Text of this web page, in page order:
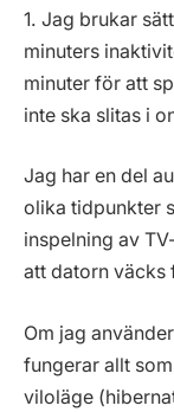
1. Jag brukar
minuters
minuter för att
inte ska slitas i
Jag har en del
olika tidpunkter
inspelning av
att datorn väcks
Om jag
fungerar allt
viloläge